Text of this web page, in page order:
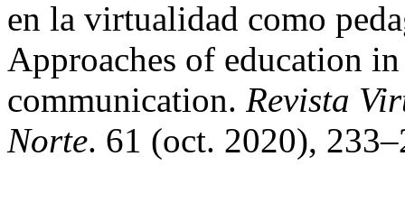
en la virtualidad como
Approaches of education
communication. Revista
Norte. 61 (oct. 2020),